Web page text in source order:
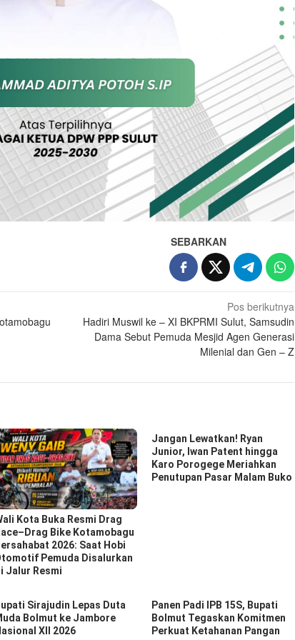
SEBARKAN
Pos berikutnya
Hadiri Muswil ke – XI BKPRMI Sulut, Samsudin
Dama Sebut Pemuda Mesjid Agen Generasi
Milenial dan Gen – Z
Kota Buka Resmi Drag
Bike Kotamobagu
2026: Saat Hobi
Pemuda Disalurkan
Jalur Resmi
Jangan Lewatkan! Ryan
Junior, Iwan Patent hingga
Karo Porogege Meriahkan
Penutupan Pasar Malam Buko
Sirajudin Lepas Duta
Bolmut ke Jambore
XII 2026
Panen Padi IPB 15S, Bupati
Bolmut Tegaskan Komitmen
Perkuat Ketahanan Pangan